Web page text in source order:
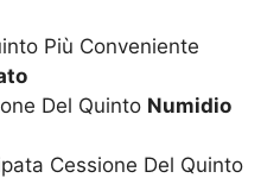
Più Conveniente
Del Quinto Numidio
Cessione Del Quinto